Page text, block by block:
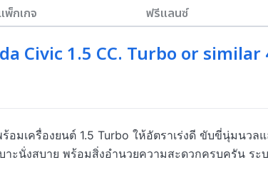
พ็กเกจ ฟรีแลนซ์
Civic 1.5 CC. Turbo or similar
มเครื่องยนต์ 1.5 Turbo ให้อัตราเร่งดี ขับขี่นุ่มนวล
ะนั่งสบาย พร้อมสิ่งอำนวยความสะดวกครบครัน ระ